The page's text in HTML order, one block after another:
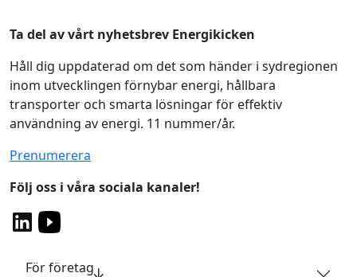
Ta del av vårt nyhetsbrev Energikicken
Håll dig uppdaterad om det som händer i sydregionen
inom utvecklingen förnybar energi, hållbara
transporter och smarta lösningar för effektiv
användning av energi. 11 nummer/år.
Prenumerera
Följ oss i våra sociala kanaler!
För företag